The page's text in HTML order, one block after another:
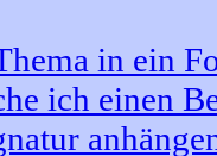
in ein
ich einen